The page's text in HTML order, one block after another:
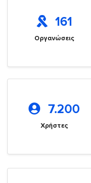
161
Οργανώσεις
7.200
Χρήστες